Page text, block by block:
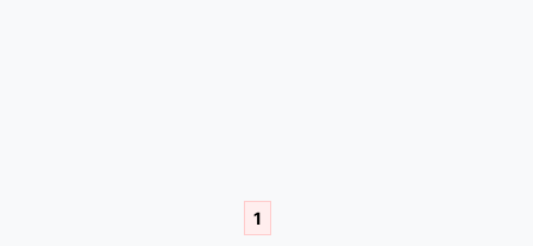
1